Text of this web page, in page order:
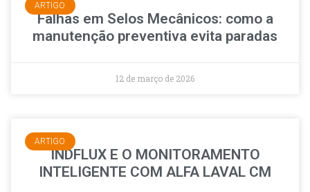
ARTIGO
Falhas em Selos Mecânicos: como a
manutenção preventiva evita paradas
12 de março de 2026
ARTIGO
INDFLUX E O MONITORAMENTO
INTELIGENTE COM ALFA LAVAL CM